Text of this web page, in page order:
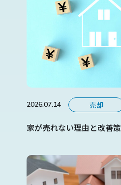
2026.07.14 売却
家が売れない理由と改善策